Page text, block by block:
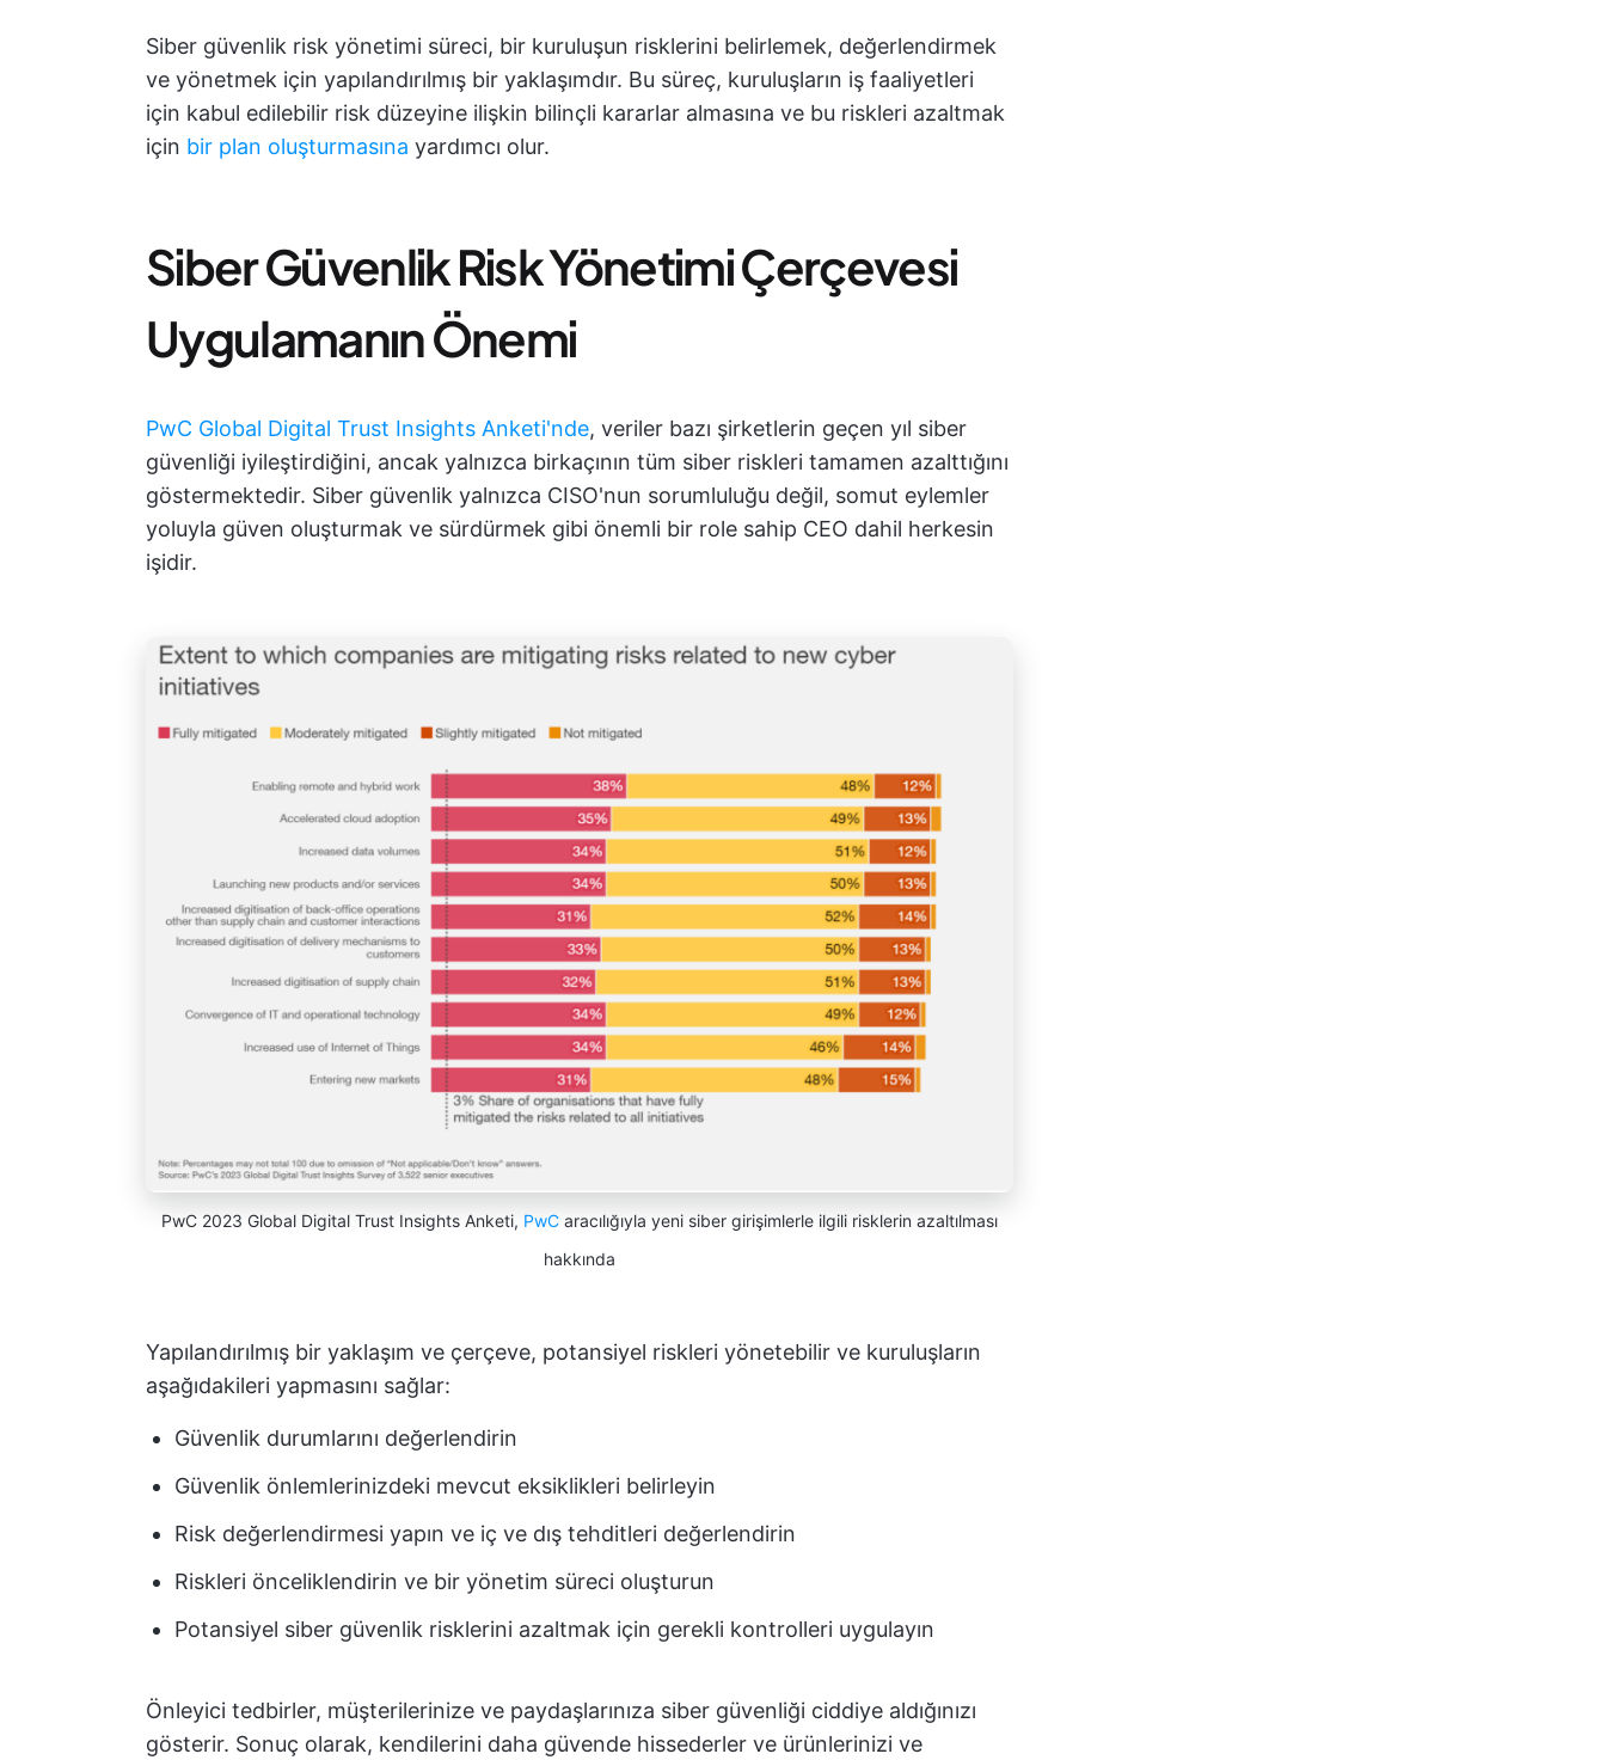
Siber güvenlik risk yönetimi süreci, bir kuruluşun risklerini belirlemek, değerlendirmek
ve yönetmek için yapılandırılmış bir yaklaşımdır. Bu süreç, kuruluşların iş faaliyetleri
için kabul edilebilir risk düzeyine ilişkin bilinçli kararlar almasına ve bu riskleri azaltmak
için bir plan oluşturmasına yardımcı olur.
Siber Güvenlik Risk Yönetimi Çerçevesi
Uygulamanın Önemi
PwC Global Digital Trust Insights Anketi'nde, veriler bazı şirketlerin geçen yıl siber
güvenliği iyileştirdiğini, ancak yalnızca birkaçının tüm siber riskleri tamamen azalttığını
göstermektedir. Siber güvenlik yalnızca CISO'nun sorumluluğu değil, somut eylemler
yoluyla güven oluşturmak ve sürdürmek gibi önemli bir role sahip CEO dahil herkesin
işidir.
PwC 2023 Global Digital Trust Insights Anketi, PwC aracılığıyla yeni siber girişimlerle ilgili risklerin azaltılması
hakkında
Yapılandırılmış bir yaklaşım ve çerçeve, potansiyel riskleri yönetebilir ve kuruluşların
aşağıdakileri yapmasını sağlar:
Güvenlik durumlarını değerlendirin
Güvenlik önlemlerinizdeki mevcut eksiklikleri belirleyin
Risk değerlendirmesi yapın ve iç ve dış tehditleri değerlendirin
Riskleri önceliklendirin ve bir yönetim süreci oluşturun
Potansiyel siber güvenlik risklerini azaltmak için gerekli kontrolleri uygulayın
Önleyici tedbirler, müşterilerinize ve paydaşlarınıza siber güvenliği ciddiye aldığınızı
gösterir. Sonuç olarak, kendilerini daha güvende hissederler ve ürünlerinizi ve